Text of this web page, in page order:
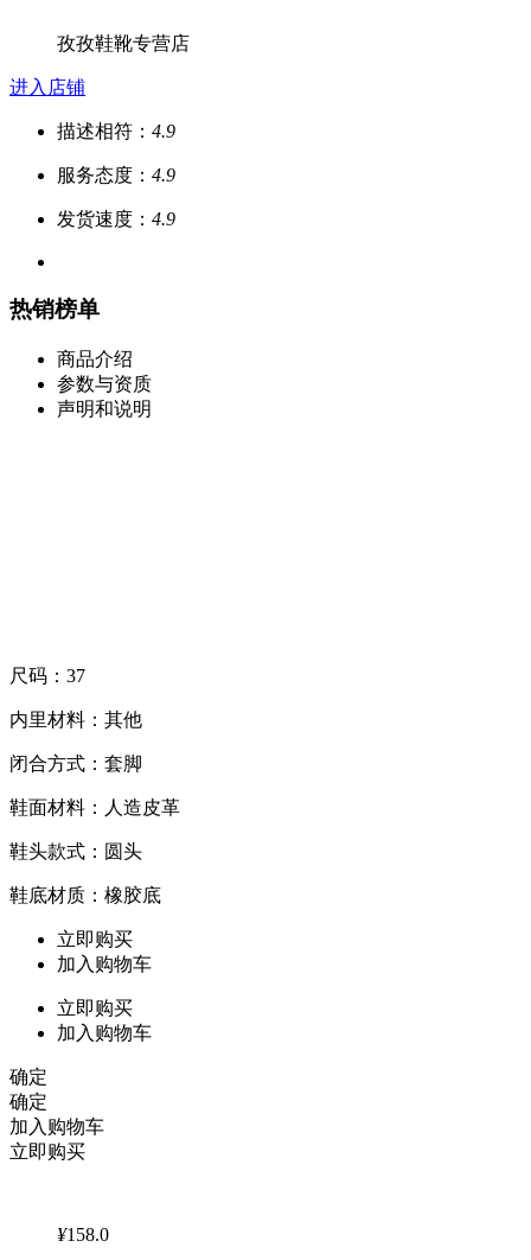
孜孜鞋靴专营店
进入店铺
描述相符： 4.9
服务态度： 4.9
发货速度： 4.9
热销榜单
商品介绍
参数与资质
声明和说明
尺码：37
内里材料：其他
闭合方式：套脚
鞋面材料：人造皮革
鞋头款式：圆头
鞋底材质：橡胶底
立即购买
加入购物车
立即购买
加入购物车
确定
确定
加入购物车
立即购买
¥158.0